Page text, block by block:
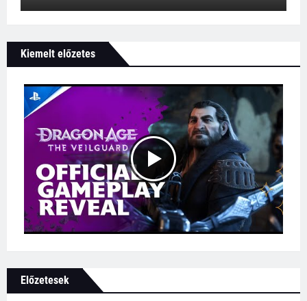
Kiemelt előzetes
Előzetesek